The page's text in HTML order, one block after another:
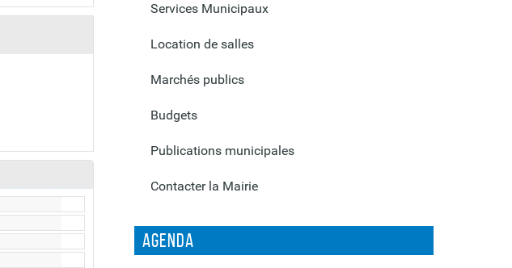
Services Municipaux
Location de salles
Marchés publics
Budgets
Publications municipales
Contacter la Mairie
Agenda